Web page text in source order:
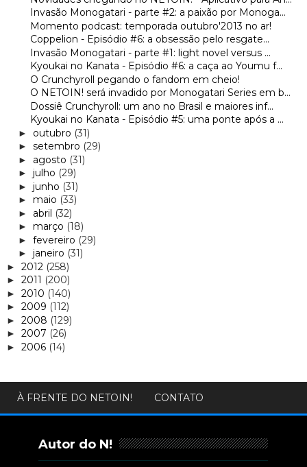
Invasão Monogatari - parte #2: a paixão por Monoga...
Momento podcast: temporada outubro'2013 no ar!
Coppelion - Episódio #6: a obsessão pelo resgate...
Invasão Monogatari - parte #1: light novel versus ...
Kyoukai no Kanata - Episódio #6: a caça ao Youmu f...
O Crunchyroll pegando o fandom em cheio!
O NETOIN! será invadido por Monogatari Series em b...
Dossiê Crunchyroll: um ano no Brasil e maiores inf...
Kyoukai no Kanata - Episódio #5: uma ponte após a ...
► outubro (31)
► setembro (29)
► agosto (31)
► julho (29)
► junho (31)
► maio (33)
► abril (32)
► março (18)
► fevereiro (29)
► janeiro (31)
► 2012 (258)
► 2011 (200)
► 2010 (140)
► 2009 (112)
► 2008 (129)
► 2007 (26)
► 2006 (14)
À FRENTE DO NETOIN! CONTATO
Autor do N!